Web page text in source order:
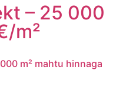
– 25 000
m²
m² mahtu hinnaga